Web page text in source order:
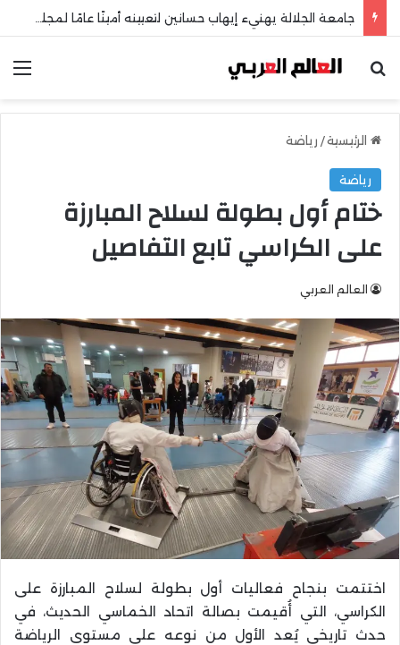
بحث عن
الرئيسية/ رياضة
رياضة
ختام أول بطولة لسلاح المبارزة
على الكراسي تابع التفاصيل
العالم العربي
اختتمت بنجاح فعاليات أول بطولة لسلاح المبارزة على
الكراسي، التي أُقيمت بصالة اتحاد الخماسي الحديث، في
حدث تاريخي يُعد الأول من نوعه على مستوى الرياضة